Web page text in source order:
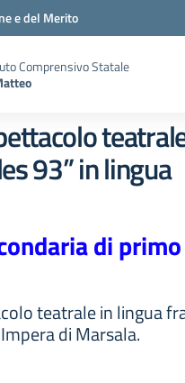
e del Merito
Comprensivo Statale
93” in lingua
di primo
teatrale in lingua
di Marsala.